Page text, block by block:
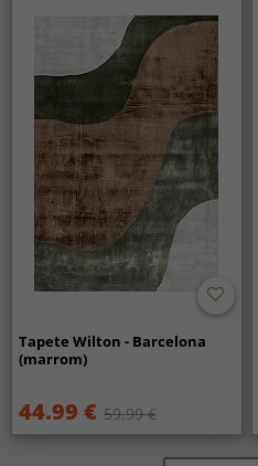
Tapete Wilton - Barcelona
(marrom)
44.99 € 59.99 €